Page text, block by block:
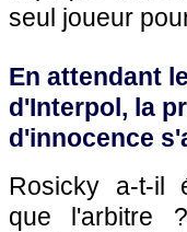
seul joueur
En attendant
d'Interpol, la
d'innocence
Rosicky a-t-il
que l'arbitre